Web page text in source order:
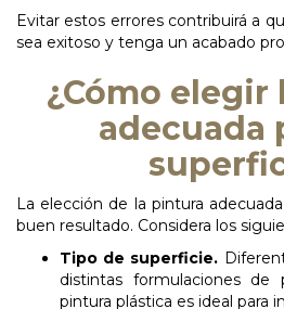
Evitar estos errores contribuirá a
sea exitoso y tenga un acabado
¿Cómo elegir
adecuada
La elección de la pintura
buen resultado. Considera los
Tipo de superficie.
distintas formulaciones de
pintura plástica es ideal para